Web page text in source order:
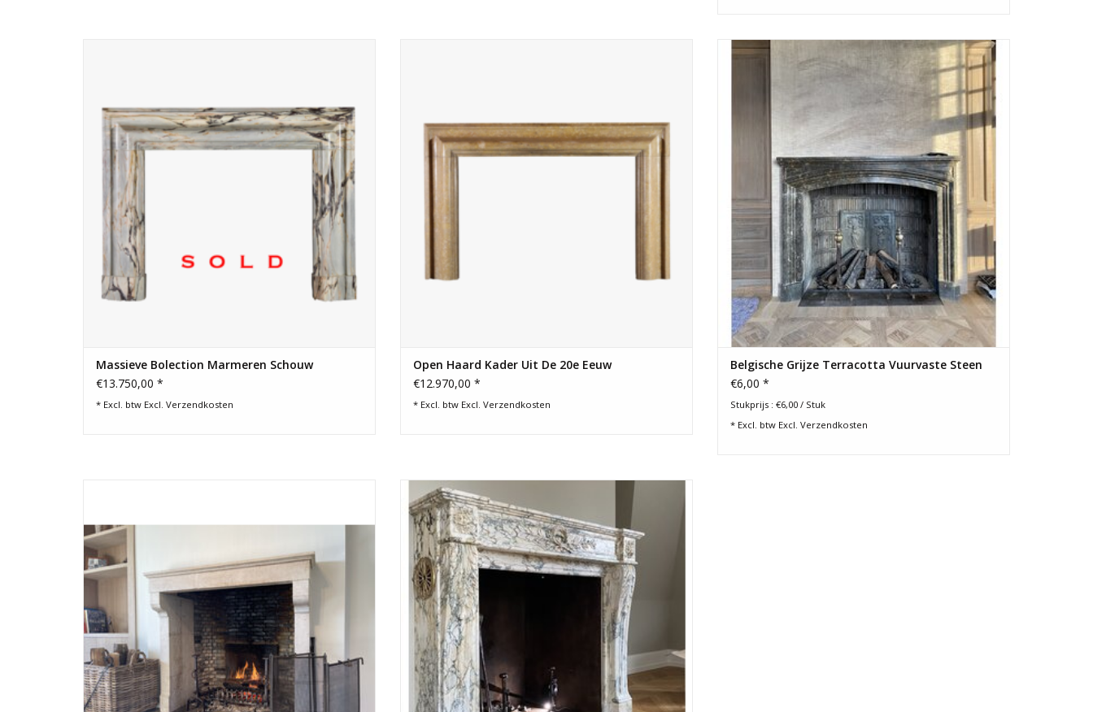
Massieve Bolection Marmeren Schouw
€13.750,00 *
* Excl. btw Excl. Verzendkosten
Open Haard Kader Uit De 20e Eeuw
€12.970,00 *
* Excl. btw Excl. Verzendkosten
Verzaagde grijze terracotta pannenstrippen voor een
authentieke haard afwerking.
TOEVOEGEN AAN WINKELWAGEN
Belgische Grijze Terracotta Vuurvaste Steen
€6,00 *
Stukprijs : €6,00 / Stuk
* Excl. btw Excl. Verzendkosten
Set originele antieke geboende gietijzeren platen voor het
interieur van de haard.
TOEVOEGEN AAN WINKELWAGEN